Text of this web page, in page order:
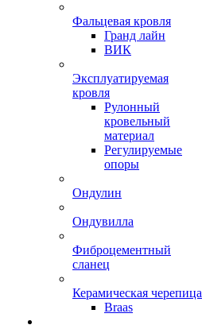
Фальцевая кровля
Гранд лайн
ВИК
Эксплуатируемая
кровля
Рулонный
кровельный
материал
Регулируемые
опоры
Ондулин
Ондувилла
Фиброцементный
сланец
Керамическая черепица
Braas